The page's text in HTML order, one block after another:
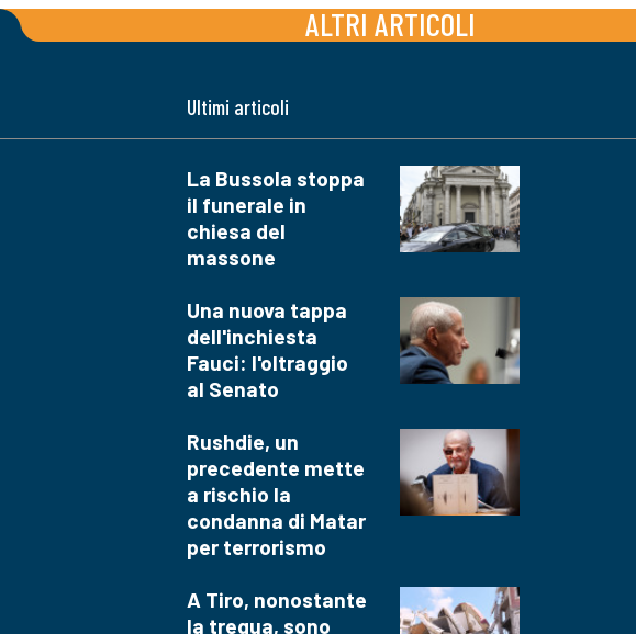
ALTRI ARTICOLI
Ultimi articoli
La Bussola stoppa
il funerale in
chiesa del
massone
Una nuova tappa
dell'inchiesta
Fauci: l'oltraggio
al Senato
Rushdie, un
precedente mette
a rischio la
condanna di Matar
per terrorismo
A Tiro, nonostante
la tregua, sono